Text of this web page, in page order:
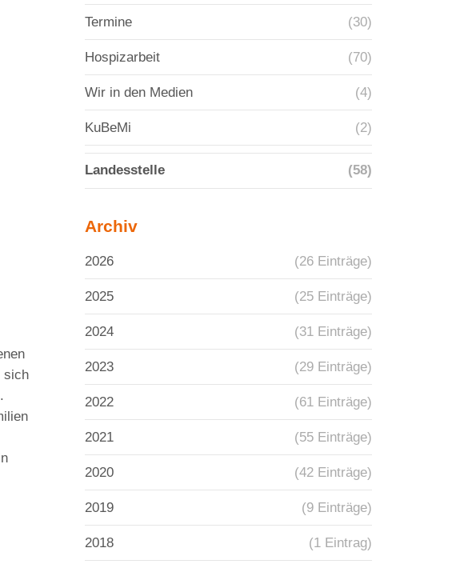
sich
Termine (30)
Hospizarbeit (70)
Wir in den Medien (4)
KuBeMi (2)
Landesstelle (58)
Archiv
2026 (26 Einträge)
2025 (25 Einträge)
2024 (31 Einträge)
2023 (29 Einträge)
2022 (61 Einträge)
2021 (55 Einträge)
2020 (42 Einträge)
2019 (9 Einträge)
2018 (1 Eintrag)